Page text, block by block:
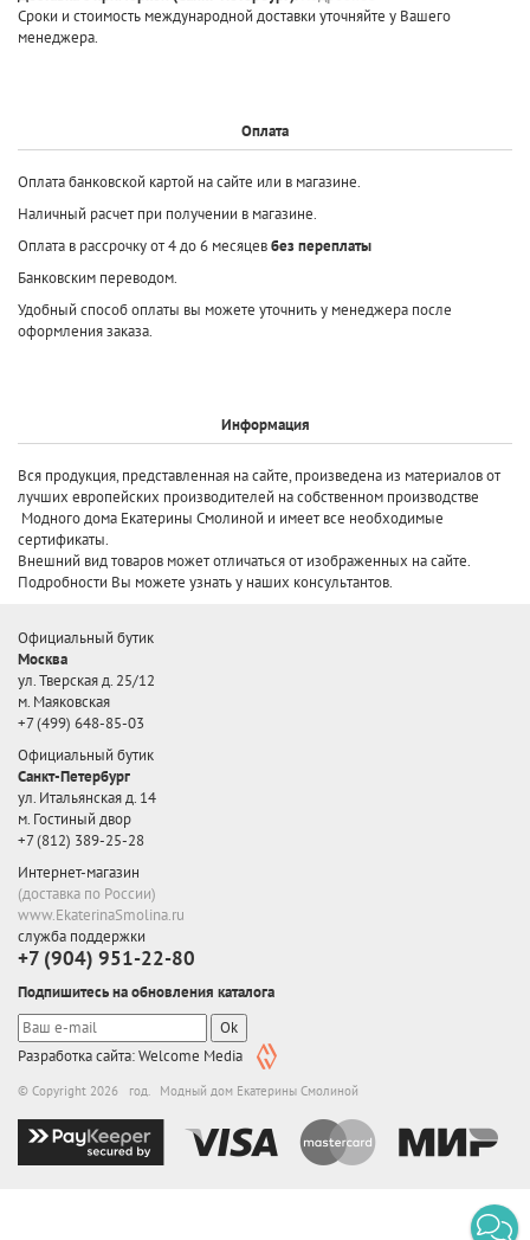
Сроки и стоимость международной доставки уточняйте у Вашего
менеджера.
Оплата
Оплата банковской картой на сайте или в магазине.
Наличный расчет при получении в магазине.
Оплата в рассрочку от 4 до 6 месяцевбез переплаты
Банковским переводом.
Удобный способ оплаты вы можете уточнить у менеджера после
оформления заказа.
Информация
Вся продукция, представленная на сайте, произведена из материалов от
лучших европейских производителей на собственном производстве
Модного дома Екатерины Смолиной и имеет все необходимые
сертификаты.
Внешний вид товаров может отличаться от изображенных на сайте.
Подробности Вы можете узнать у наших консультантов.
Официальный бутик
Москва
ул. Тверская д. 25/12
м. Маяковская
+7 (499) 648-85-03
Официальный бутик
Санкт-Петербург
ул. Итальянская д. 14
м. Гостиный двор
+7 (812) 389-25-28
Интернет-магазин
(доставка по России)
www.EkaterinaSmolina.ru
служба поддержки
+7 (904) 951-22-80
Подпишитесь на обновления каталога
Ok
Разработка сайта: Welcome Media
© Copyright 2026 год. Модный дом Екатерины Смолиной